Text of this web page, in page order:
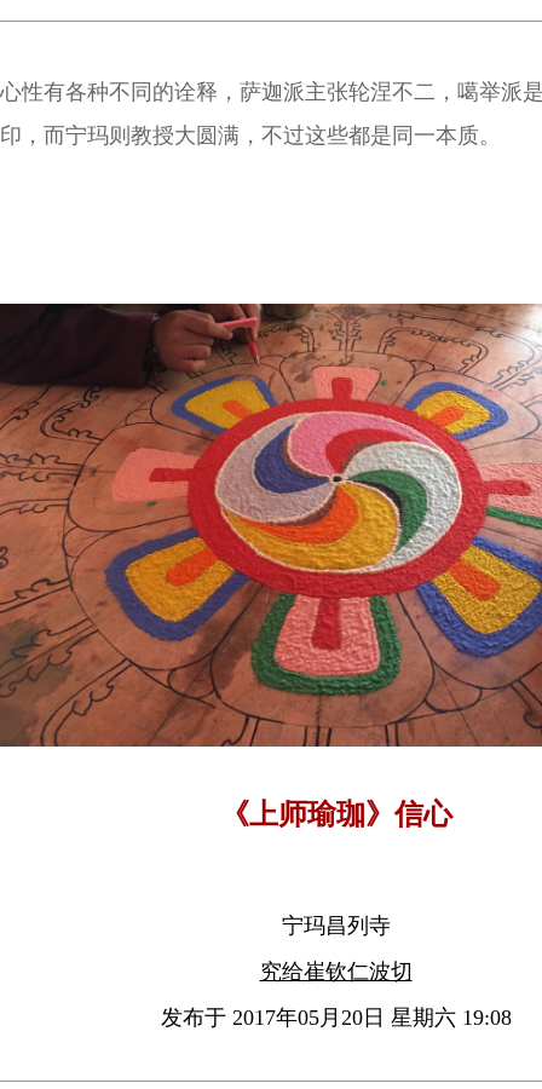
心性有各种不同的诠释，萨迦派主张轮涅不二，噶举派
印，而宁玛则教授大圆满，不过这些都是同一本质。
《上师瑜珈》信心
宁玛昌列寺
究给崔钦仁波切
发布于 2017年05月20日 星期六 19:08